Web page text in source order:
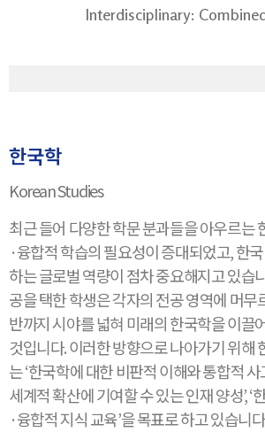
Interdisciplinary:
한국학
Korean Studies
최근 들어 다양한 학문 분과들을 아우르는
·융합적 학습의 필요성이 증대되었고, 한
하는 글로벌 역량이 점차 중요해지고 있습
공을 택한 학생은 각자의 전공 영역에 머무
반까지 시야를 넓혀 미래의 한국학을 이끌
것입니다. 이러한 방향으로 나아가기 위해
는 ‘한국학에 대한 비판적 이해와 통합적 사
세계적 확산에 기여할 수 있는 인재 양성’, ‘
·융합적 지식 교육’을 목표로 하고 있습니